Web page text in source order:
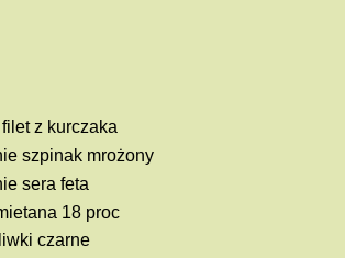
filet z kurczaka
szpinak mrożony
sera feta
18 proc
oliwki czarne